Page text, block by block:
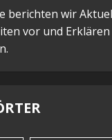
berichten wir
vor und Erklären